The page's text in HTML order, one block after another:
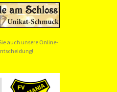
auch unsere Online-